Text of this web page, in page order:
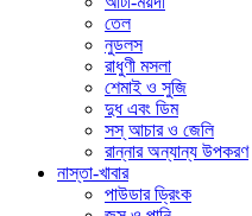
তেল
নুডলস
রাধুণী মসলা
শেমাই ও সুজি
দুধ এবং ডিম
সস্ আচার ও জেলি
রান্নার অন্যান্য উপকরণ
নাস্তা-খাবার
পাউডার ড্রিংক